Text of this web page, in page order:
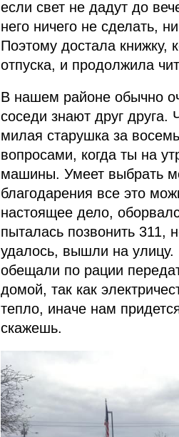
если свет не дадут до
него ничего не сделать,
Поэтому достала книжку,
отпуска, и продолжила
В нашем районе обычно
соседи знают друг
милая старушка за
вопросами, когда ты на
машины. Умеет выбрать
благодарения все это
настоящее дело,
пыталась позвонить 311,
удалось, вышли на
обещали по рации
домой, так как
тепло, иначе нам
скажешь.